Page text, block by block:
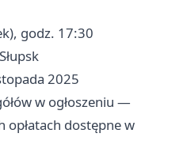
godz. 17:30
2025
w ogłoszeniu —
dostępne w